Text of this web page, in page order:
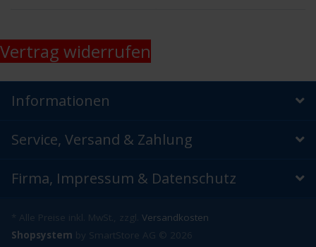
Vertrag widerrufen
Informationen
Service, Versand & Zahlung
Firma, Impressum & Datenschutz
* Alle Preise inkl. MwSt., zzgl. Versandkosten
Shopsystem by SmartStore AG © 2026